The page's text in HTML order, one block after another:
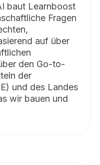
baut Learnboost
Fragen
auf über
den Go-to-
der
und des Landes
wir bauen und